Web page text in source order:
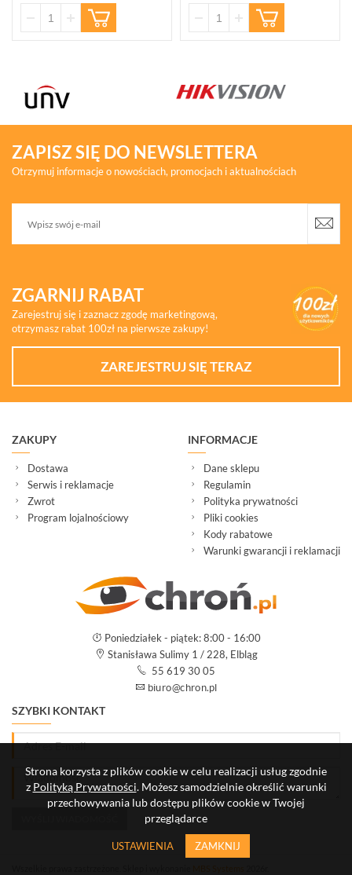
ZAPISZ SIĘ DO NEWSLETTERA
Otrzymuj informacje o nowościach, promocjach i aktualnościach
ZGARNIJ RABAT
Zarejestruj się i zaznacz zgodę marketingową,
otrzymasz rabat 100zł na pierwsze zakupy!
ZAREJESTRUJ SIĘ TERAZ
ZAKUPY
Dostawa
Serwis i reklamacje
Zwrot
Program lojalnościowy
INFORMACJE
Dane sklepu
Regulamin
Polityka prywatności
Pliki cookies
Kody rabatowe
Warunki gwarancji i reklamacji
Poniedziałek - piątek: 8:00 - 16:00
Stanisława Sulimy 1 / 228, Elbląg
55 619 30 05
SZYBKI KONTAKT
Strona korzysta z plików cookie w celu realizacji usług zgodnie
z Polityką Prywatności. Możesz samodzielnie określić warunki
przechowywania lub dostępu plików cookie w Twojej
przeglądarce
USTAWIENIA ZAMKNIJ